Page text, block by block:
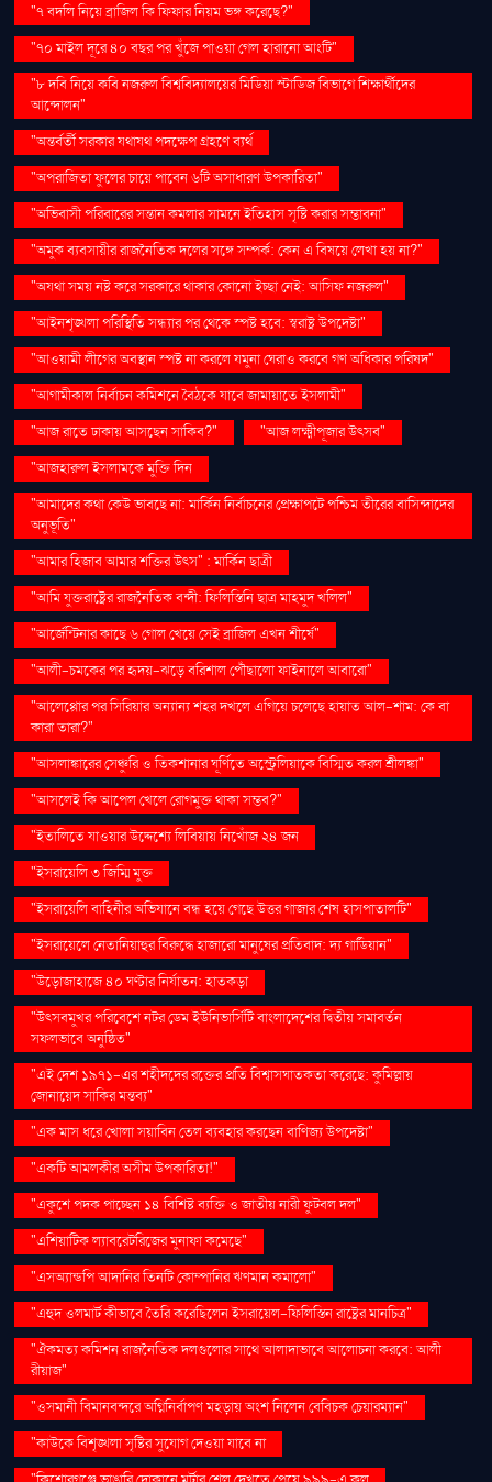
"৭ বদলি নিয়ে ব্রাজিল কি ফিফার নিয়ম ভঙ্গ করেছে?"
"৭০ মাইল দূরে ৪০ বছর পর খুঁজে পাওয়া গেল হারানো আংটি"
"৮ দবি নিয়ে কবি নজরুল বিশ্ববিদ্যালয়ের মিডিয়া স্টাডিজ বিভাগে শিক্ষার্থীদের
আন্দোলন"
"অন্তর্বর্তী সরকার যথাযথ পদক্ষেপ গ্রহণে ব্যর্থ
"অপরাজিতা ফুলের চায়ে পাবেন ৬টি অসাধারণ উপকারিতা"
"অভিবাসী পরিবারের সন্তান কমলার সামনে ইতিহাস সৃষ্টি করার সম্ভাবনা"
"অমুক ব্যবসায়ীর রাজনৈতিক দলের সঙ্গে সম্পর্ক: কেন এ বিষয়ে লেখা হয় না?"
"অযথা সময় নষ্ট করে সরকারে থাকার কোনো ইচ্ছা নেই: আসিফ নজরুল"
"আইনশৃঙ্খলা পরিস্থিতি সন্ধ্যার পর থেকে স্পষ্ট হবে: স্বরাষ্ট্র উপদেষ্টা"
"আওয়ামী লীগের অবস্থান স্পষ্ট না করলে যমুনা ঘেরাও করবে গণ অধিকার পরিষদ"
"আগামীকাল নির্বাচন কমিশনে বৈঠকে যাবে জামায়াতে ইসলামী"
"আজ রাতে ঢাকায় আসছেন সাকিব?"
"আজ লক্ষ্মীপূজার উৎসব"
"আজহারুল ইসলামকে মুক্তি দিন
"আমাদের কথা কেউ ভাবছে না: মার্কিন নির্বাচনের প্রেক্ষাপটে পশ্চিম তীরের বাসিন্দাদের
অনুভূতি"
"আমার হিজাব আমার শক্তির উৎস" : মার্কিন ছাত্রী
"আমি যুক্তরাষ্ট্রের রাজনৈতিক বন্দী: ফিলিস্তিনি ছাত্র মাহমুদ খলিল"
"আর্জেন্টিনার কাছে ৬ গোল খেয়ে সেই ব্রাজিল এখন শীর্ষে"
"আলী-চমকের পর হৃদয়-ঝড়ে বরিশাল পৌঁছালো ফাইনালে আবারো"
"আলেপ্পোর পর সিরিয়ার অন্যান্য শহর দখলে এগিয়ে চলেছে হায়াত আল-শাম: কে বা
কারা তারা?"
"আসলাঙ্কারের সেঞ্চুরি ও তিকশানার ঘূর্ণিতে অস্ট্রেলিয়াকে বিস্মিত করল শ্রীলঙ্কা"
"আসলেই কি আপেল খেলে রোগমুক্ত থাকা সম্ভব?"
"ইতালিতে যাওয়ার উদ্দেশ্যে লিবিয়ায় নিখোঁজ ২৪ জন
"ইসরায়েলি ৩ জিম্মি মুক্ত
"ইসরায়েলি বাহিনীর অভিযানে বন্ধ হয়ে গেছে উত্তর গাজার শেষ হাসপাতালটি"
"ইসরায়েলে নেতানিয়াহুর বিরুদ্ধে হাজারো মানুষের প্রতিবাদ: দ্য গার্ডিয়ান"
"উড়োজাহাজে ৪০ ঘণ্টার নির্যাতন: হাতকড়া
"উৎসবমুখর পরিবেশে নটর ডেম ইউনিভার্সিটি বাংলাদেশের দ্বিতীয় সমাবর্তন
সফলভাবে অনুষ্ঠিত"
"এই দেশ ১৯৭১-এর শহীদদের রক্তের প্রতি বিশ্বাসঘাতকতা করেছে: কুমিল্লায়
জোনায়েদ সাকির মন্তব্য"
"এক মাস ধরে খোলা সয়াবিন তেল ব্যবহার করছেন বাণিজ্য উপদেষ্টা"
"একটি আমলকীর অসীম উপকারিতা!"
"একুশে পদক পাচ্ছেন ১৪ বিশিষ্ট ব্যক্তি ও জাতীয় নারী ফুটবল দল"
"এশিয়াটিক ল্যাবরেটরিজের মুনাফা কমেছে"
"এসঅ্যান্ডপি আদানির তিনটি কোম্পানির ঋণমান কমালো"
"এহুদ ওলমার্ট কীভাবে তৈরি করেছিলেন ইসরায়েল-ফিলিস্তিন রাষ্ট্রের মানচিত্র"
"ঐকমত্য কমিশন রাজনৈতিক দলগুলোর সাথে আলাদাভাবে আলোচনা করবে: আলী
রীয়াজ"
"ওসমানী বিমানবন্দরে অগ্নিনির্বাপণ মহড়ায় অংশ নিলেন বেবিচক চেয়ারম্যান"
"কাউকে বিশৃঙ্খলা সৃষ্টির সুযোগ দেওয়া যাবে না